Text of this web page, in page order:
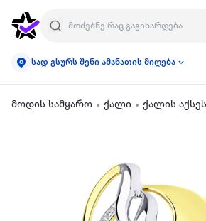
სად გსურს შენი ამანათის მიღება
მოდის სამყარო ქალი ქალის